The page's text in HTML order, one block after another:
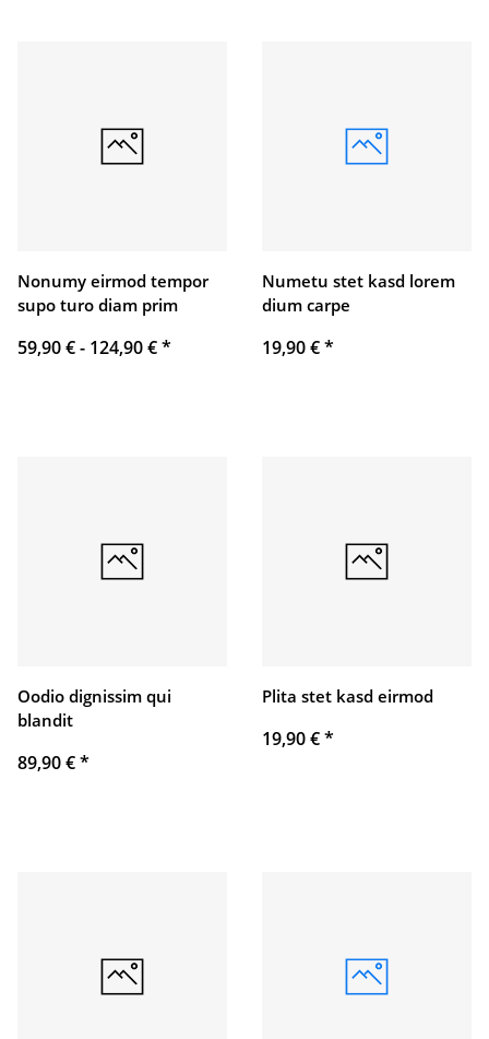
Nonumy eirmod tempor
supo turo diam prim
59,90 € - 124,90 €*
Numetu stet kasd lorem
dium carpe
19,90 €*
Oodio dignissim qui
blandit
89,90 €*
Plita stet kasd eirmod
19,90 €*